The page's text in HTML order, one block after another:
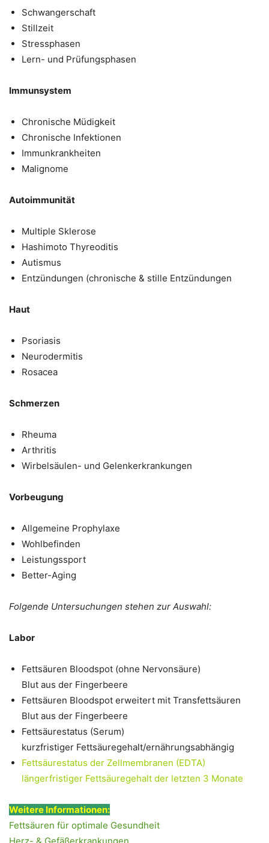
Schwangerschaft
Stillzeit
Stressphasen
Lern- und Prüfungsphasen
Immunsystem
Chronische Müdigkeit
Chronische Infektionen
Immunkrankheiten
Malignome
Autoimmunität
Multiple Sklerose
Hashimoto Thyreoditis
Autismus
Entzündungen (chronische & stille Entzündungen
Haut
Psoriasis
Neurodermitis
Rosacea
Schmerzen
Rheuma
Arthritis
Wirbelsäulen- und Gelenkerkrankungen
Vorbeugung
Allgemeine Prophylaxe
Wohlbefinden
Leistungssport
Better-Aging
Folgende Untersuchungen stehen zur Auswahl:
Labor
Fettsäuren Bloodspot (ohne Nervonsäure)
Blut aus der Fingerbeere
Fettsäuren Bloodspot erweitert mit Transfettsäuren
Blut aus der Fingerbeere
Fettsäurestatus (Serum)
kurzfristiger Fettsäuregehalt/ernährungsabhängig
Fettsäurestatus der Zellmembranen (EDTA)
längerfristiger Fettsäuregehalt der letzten 3 Monate
Weitere Informationen:
Fettsäuren für optimale Gesundheit